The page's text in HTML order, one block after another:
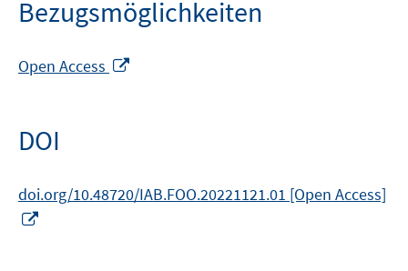
Bezugsmöglichkeiten
Open Access
DOI
doi.org/10.48720/IAB.FOO.20221121.01 [Open Access]